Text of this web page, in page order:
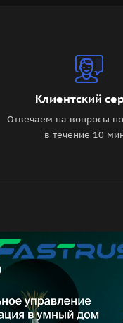
Клиентский
Отвечаем на вопросы
в течение 10